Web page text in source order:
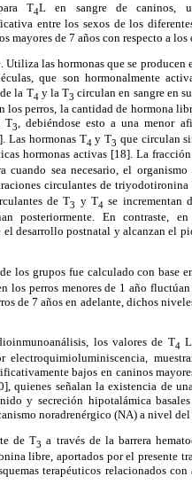
T4L en sangre de caninos,
entre los sexos de los
de 7 años con respecto a los
las hormonas que se producen
que son hormonalmente
la T4 y la T3 circulan en sangre en
perros, la cantidad de hormona
T3, debiéndose esto a una menor
Las hormonas T4 y T3 que circulan
hormonas activas [18]. La
sea necesario, el organismo
circulantes de triyodotironina
de T3 y T4se incrementan
posteriormente. En contraste,
el desarrollo postnatal y alcanzan el
los grupos fue calculado con base
los perros menores de 1 año
de 7 años en adelante, dichos
los valores de T4
bajos en caninos
quienes señalan la existencia de
y secreción hipotalámica
noradrenérgico (NA) a nivel del
de T3 a través de la barrera
libre, aportados por el presente
terapéuticos relacionados